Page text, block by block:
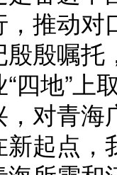
推动
殷嘱
四地”
对青
起点